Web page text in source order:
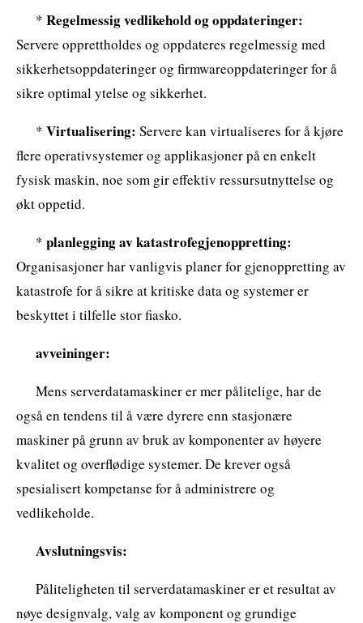
* Regelmessig vedlikehold og oppdateringer:
Servere opprettholdes og oppdateres regelmessig med
sikkerhetsoppdateringer og firmwareoppdateringer for å
sikre optimal ytelse og sikkerhet.
* Virtualisering: Servere kan virtualiseres for å kjøre
flere operativsystemer og applikasjoner på en enkelt
fysisk maskin, noe som gir effektiv ressursutnyttelse og
økt oppetid.
* planlegging av katastrofegjenoppretting:
Organisasjoner har vanligvis planer for gjenoppretting av
katastrofe for å sikre at kritiske data og systemer er
beskyttet i tilfelle stor fiasko.
avveininger:
Mens serverdatamaskiner er mer pålitelige, har de
også en tendens til å være dyrere enn stasjonære
maskiner på grunn av bruk av komponenter av høyere
kvalitet og overflødige systemer. De krever også
spesialisert kompetanse for å administrere og
vedlikeholde.
Avslutningsvis:
Påliteligheten til serverdatamaskiner er et resultat av
nøye designvalg, valg av komponent og grundige